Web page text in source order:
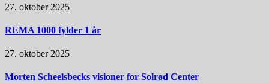
27. oktober 2025
REMA 1000 fylder 1 år
27. oktober 2025
Morten Scheelsbecks visioner for Solrød Center